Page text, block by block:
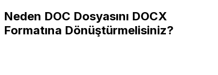
Neden DOC Dosyasını DOCX
Formatına Dönüştürmelisiniz?